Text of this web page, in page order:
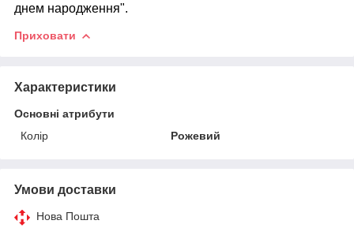
днем народження".
Приховати
Характеристики
Основні атрибути
Колір
Рожевий
Умови доставки
Нова Пошта